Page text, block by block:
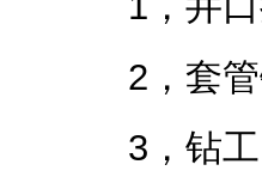
2，套
3，钻工